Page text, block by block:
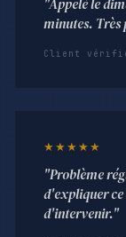
"Appelé le
minutes. Très
Client
★★★★★
"Problème
d'expliquer
d'intervenir."